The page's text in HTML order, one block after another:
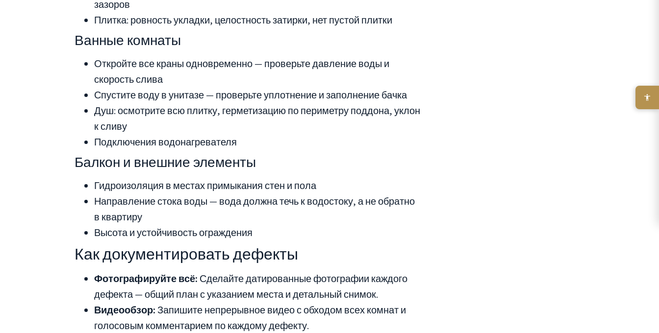
зазоров
Плитка: ровность укладки, целостность затирки, нет пустой плитки
Ванные комнаты
Откройте все краны одновременно — проверьте давление воды и
скорость слива
Спустите воду в унитазе — проверьте уплотнение и заполнение бачка
Душ: осмотрите всю плитку, герметизацию по периметру поддона, уклон
к сливу
Подключения водонагревателя
Балкон и внешние элементы
Гидроизоляция в местах примыкания стен и пола
Направление стока воды — вода должна течь к водостоку, а не обратно
в квартиру
Высота и устойчивость ограждения
Как документировать дефекты
Фотографируйте всё: Сделайте датированные фотографии каждого
дефекта — общий план с указанием места и детальный снимок.
Видеообзор:Запишите непрерывное видео с обходом всех комнат и
голосовым комментарием по каждому дефекту.